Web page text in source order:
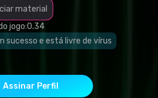
material
jogo:0.34
sucesso e está livre de vírus
Assinar Perfil